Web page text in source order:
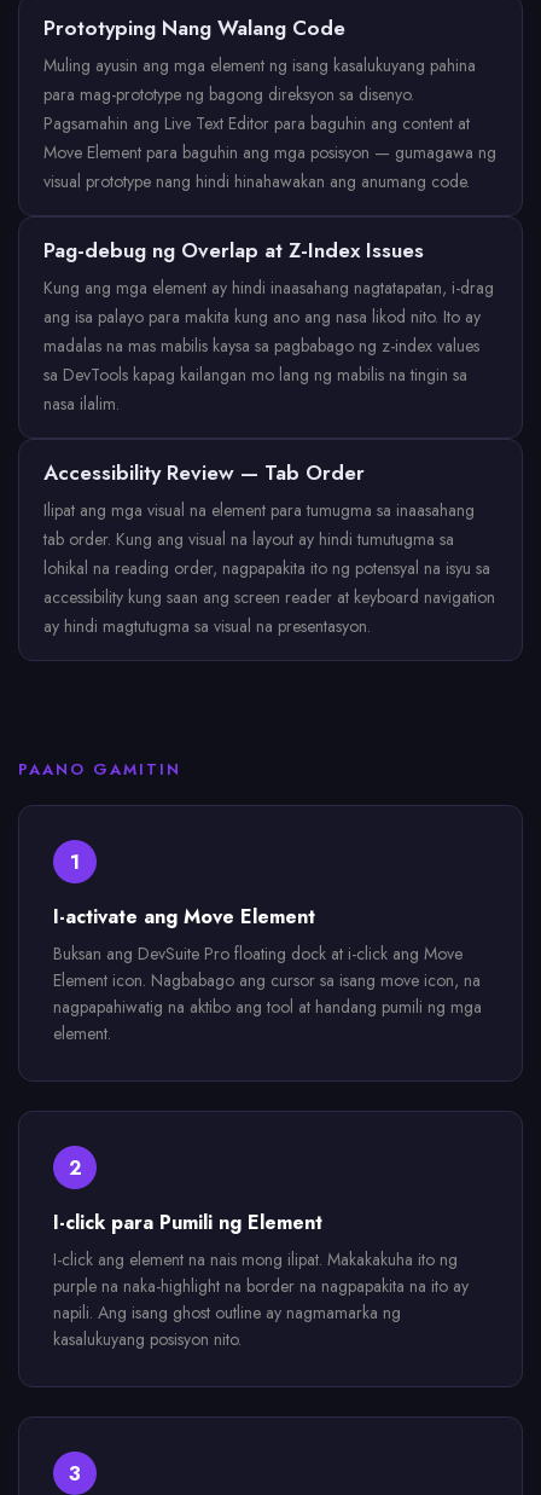
Prototyping Nang Walang Code
Muling ayusin ang mga element ng isang kasalukuyang pahina
para mag-prototype ng bagong direksyon sa disenyo.
Pagsamahin ang Live Text Editor para baguhin ang content at
Move Element para baguhin ang mga posisyon — gumagawa ng
visual prototype nang hindi hinahawakan ang anumang code.
Pag-debug ng Overlap at Z-Index Issues
Kung ang mga element ay hindi inaasahang nagtatapatan, i-drag
ang isa palayo para makita kung ano ang nasa likod nito. Ito ay
madalas na mas mabilis kaysa sa pagbabago ng z-index values
sa DevTools kapag kailangan mo lang ng mabilis na tingin sa
nasa ilalim.
Accessibility Review — Tab Order
Ilipat ang mga visual na element para tumugma sa inaasahang
tab order. Kung ang visual na layout ay hindi tumutugma sa
lohikal na reading order, nagpapakita ito ng potensyal na isyu sa
accessibility kung saan ang screen reader at keyboard navigation
ay hindi magtutugma sa visual na presentasyon.
PAANO GAMITIN
1
I-activate ang Move Element
Buksan ang DevSuite Pro floating dock at i-click ang Move
Element icon. Nagbabago ang cursor sa isang move icon, na
nagpapahiwatig na aktibo ang tool at handang pumili ng mga
element.
2
I-click para Pumili ng Element
I-click ang element na nais mong ilipat. Makakakuha ito ng
purple na naka-highlight na border na nagpapakita na ito ay
napili. Ang isang ghost outline ay nagmamarka ng
kasalukuyang posisyon nito.
3